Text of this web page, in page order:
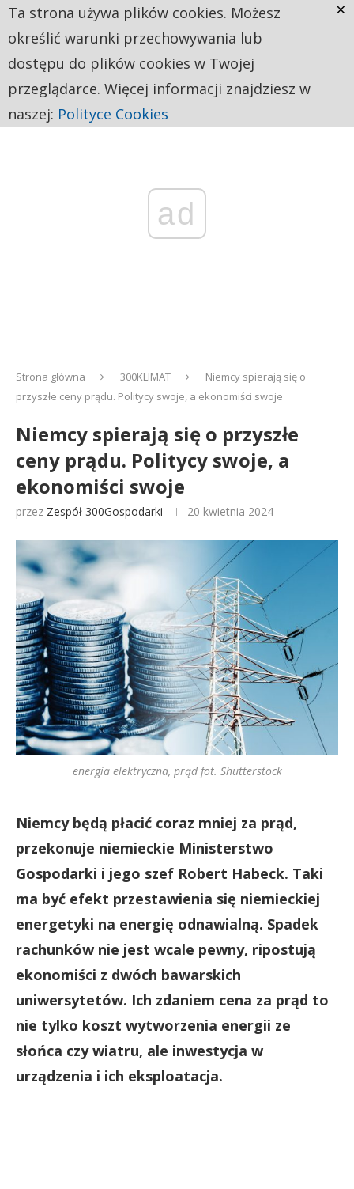
ad
Strona główna 300KLIMAT
Niemcy spierają się o
przyszłe ceny prądu. Politycy swoje, a ekonomiści swoje
Niemcy spierają się o przyszłe
ceny prądu. Politycy swoje, a
ekonomiści swoje
przez Zespół 300Gospodarki 20 kwietnia 2024
energia elektryczna, prąd fot. Shutterstock
Niemcy będą płacić coraz mniej za prąd,
przekonuje niemieckie Ministerstwo
Gospodarki i jego szef Robert Habeck. Taki
ma być efekt przestawienia się niemieckiej
energetyki na energię odnawialną. Spadek
rachunków nie jest wcale pewny, ripostują
ekonomiści z dwóch bawarskich
uniwersytetów. Ich zdaniem cena za prąd to
nie tylko koszt wytworzenia energii ze
słońca czy wiatru, ale inwestycja w
urządzenia i ich eksploatacja.
Ta strona używa plików cookies. Możesz
określić warunki przechowywania lub
dostępu do plików cookies w Twojej
przeglądarce. Więcej informacji znajdziesz w
naszej: Polityce Cookies
×